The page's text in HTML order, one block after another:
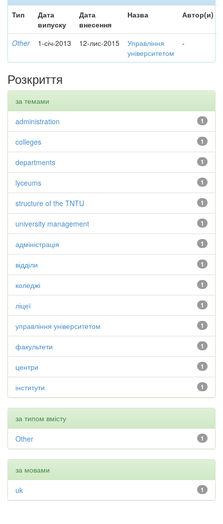
Тип
Дата
випуску
Дата
внесення
Назва Автор(и)
Other 1-січ-2013 12-лис-2015
Управління
університетом
-
Розкриття
за темами
1
administration
1
colleges
1
departments
1
lyceums
1
structure of the TNTU
1
university management
1
адміністрація
1
відділи
1
коледжі
1
ліцеї
1
управління університетом
1
факультети
1
центри
1
інститути
за типом вмісту
1
Other
за мовами
1
uk